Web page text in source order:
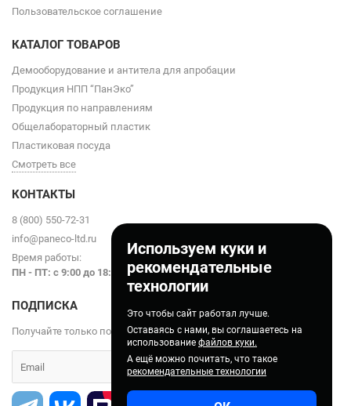
Используем куки и
рекомендательные
технологии
Это чтобы сайт работал лучше.
Оставаясь с нами, вы соглашаетесь на
использование файлов куки.
А ещё можно почитать, что такое
рекомендательные технологии
Пользовательское соглашение
КАТАЛОГ ТОВАРОВ
Демооборудование и антитела для апробации
Продукция НПП “ПанЭко”
Продукция по направлениям
Общелабораторный пластик
Пластиковая посуда
Смотреть все
КОНТАКТЫ
8 (800) 550-72-31
info@paneco-ltd.ru
Время работы:
ПН - ПТ: с 9:00 до 18:00
ПОДПИСКА
Получайте только полезные статьи!